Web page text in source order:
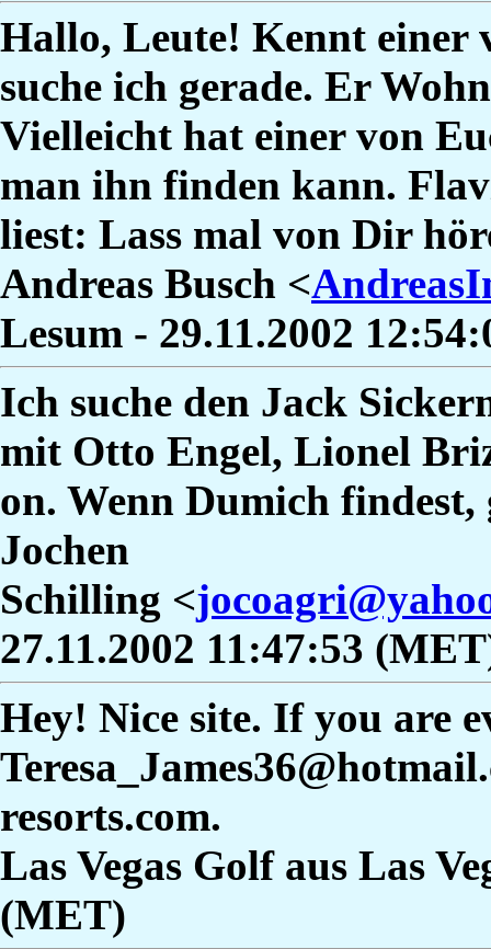
Hallo, Leute! Kennt einer
suche ich gerade. Er
Vielleicht hat einer von
man ihn finden kann.
liest: Lass mal von Dir
Andreas Busch <
Lesum - 29.11.2002
Ich suche den Jack
mit Otto Engel, Lionel
on. Wenn Dumich
Jochen
Schilling <
27.11.2002 11:47:53
Hey! Nice site. If you are
resorts.com.
Las Vegas Golf aus Las
(MET)